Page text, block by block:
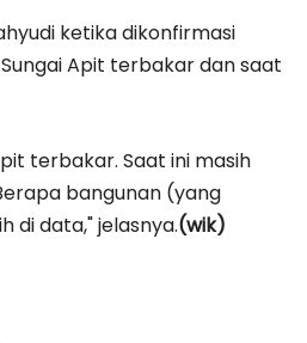
ketika dikonfirmasi
Apit terbakar dan saat
terbakar. Saat ini masih
bangunan (yang
di data," jelasnya.(wik)